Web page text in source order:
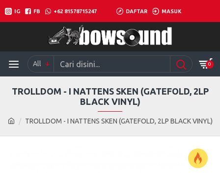
IG FB +62 81578715247 DAFTAR MASUK
All 0
TROLLDOM - I NATTENS SKEN (GATEFOLD, 2LP BLACK VINYL)
TROLLDOM - I NATTENS SKEN (GATEFOLD, 2LP
BLACK VINYL)